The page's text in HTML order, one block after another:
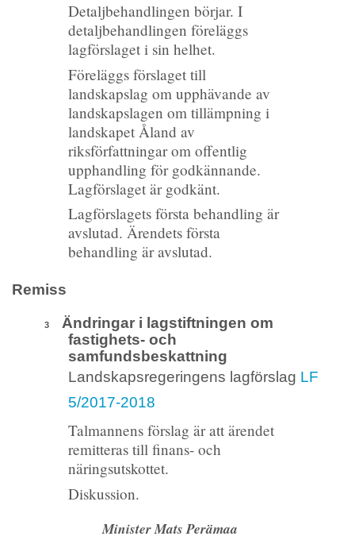
Detaljbehandlingen börjar. I
detaljbehandlingen föreläggs
lagförslaget i sin helhet.
Föreläggs förslaget till
landskapslag om upphävande av
landskapslagen om tillämpning i
landskapet Åland av
riksförfattningar om offentlig
upphandling för godkännande.
Lagförslaget är godkänt.
Lagförslagets första behandling är
avslutad. Ärendets första
behandling är avslutad.
Remiss
3
Ändringar i lagstiftningen om
fastighets- och
samfundsbeskattning
Landskapsregeringens lagförslag LF
5/2017-2018
Talmannens förslag är att ärendet
remitteras till finans- och
näringsutskottet.
Diskussion.
Minister Mats Perämaa